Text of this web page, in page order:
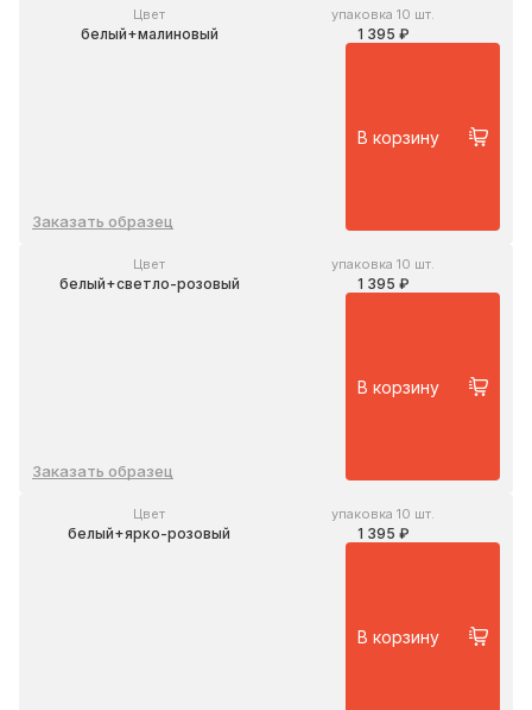
Цвет
белый+малиновый
упаковка 10 шт.
1 395 ₽
Заказать образец
В корзину
Цвет
белый+светло-розовый
упаковка 10 шт.
1 395 ₽
Заказать образец
В корзину
Цвет
белый+ярко-розовый
упаковка 10 шт.
1 395 ₽
В корзину